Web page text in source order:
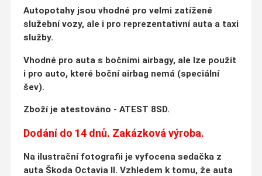
Autopotahy jsou vhodné pro velmi zatížené
služební vozy, ale i pro reprezentativní auta a taxi
služby.
Vhodné pro auta s bočními airbagy, ale lze použít
i pro auto, které boční airbag nemá (speciální
šev).
Zboží je atestováno - ATEST 8SD.
Dodání do 14 dnů. Zakázková výroba.
Na ilustrační fotografii je vyfocena sedačka z
auta Škoda Octavia II. Vzhledem k tomu, že auta